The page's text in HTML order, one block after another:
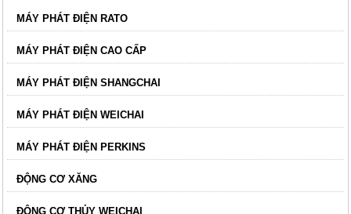
MÁY PHÁT ĐIỆN RATO
MÁY PHÁT ĐIỆN CAO CẤP
MÁY PHÁT ĐIỆN SHANGCHAI
MÁY PHÁT ĐIỆN WEICHAI
MÁY PHÁT ĐIỆN PERKINS
ĐỘNG CƠ XĂNG
ĐỘNG CƠ THỦY WEICHAI